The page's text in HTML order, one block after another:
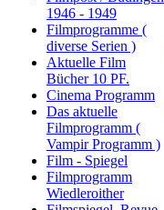
1946 - 1949
Filmprogramme (
diverse Serien )
Aktuelle Film
Bücher 10 PF.
Cinema Programm
Das aktuelle
Filmprogramm (
Vampir Programm )
Film - Spiegel
Filmprogramm
Wiedleroither